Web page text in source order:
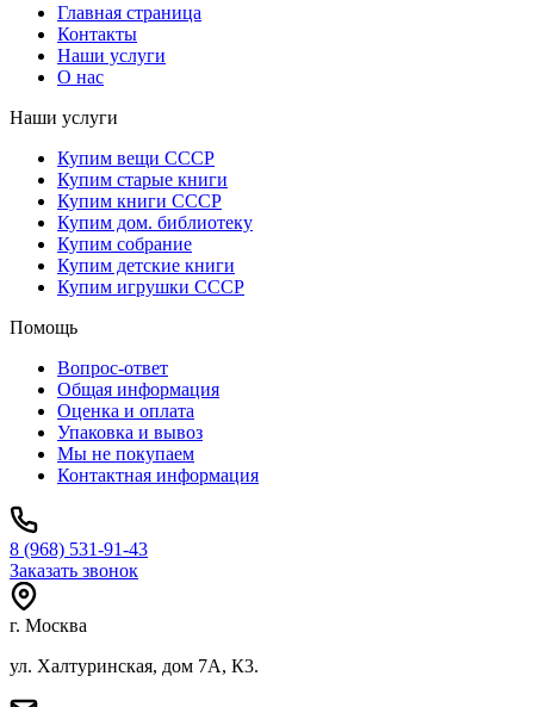
Главная страница
Контакты
Наши услуги
О нас
Наши услуги
Купим вещи СССР
Купим старые книги
Купим книги СССР
Купим дом. библиотеку
Купим собрание
Купим детские книги
Купим игрушки СССР
Помощь
Вопрос-ответ
Общая информация
Оценка и оплата
Упаковка и вывоз
Мы не покупаем
Контактная информация
8 (968) 531-91-43
Заказать звонок
г. Москва
ул. Халтуринская, дом 7А, К3.